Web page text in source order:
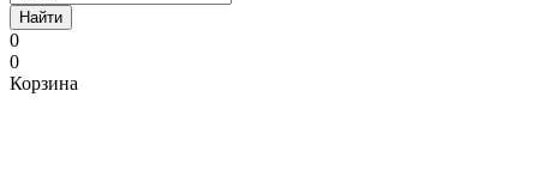
Найти
0
0
Корзина